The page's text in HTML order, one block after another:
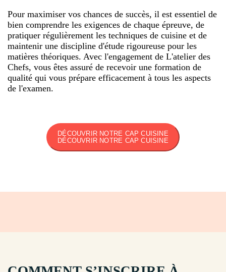
Pour maximiser vos chances de succès, il est essentiel de
bien comprendre les exigences de chaque épreuve, de
pratiquer régulièrement les techniques de cuisine et de
maintenir une discipline d'étude rigoureuse pour les
matières théoriques. Avec l'engagement de L'atelier des
Chefs, vous êtes assuré de recevoir une formation de
qualité qui vous prépare efficacement à tous les aspects
de l'examen.
DÉCOUVRIR NOTRE CAP CUISINE
DÉCOUVRIR NOTRE CAP CUISINE